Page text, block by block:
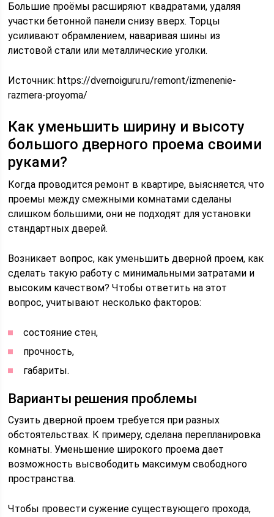
Большие проёмы расширяют квадратами, удаляя
участки бетонной панели снизу вверх. Торцы
усиливают обрамлением, наваривая шины из
листовой стали или металлические уголки.
Источник:https://dvernoiguru.ru/remont/izmenenie-
razmera-proyoma/
Как уменьшить ширину и высоту
большого дверного проема своими
руками?
Когда проводится ремонт в квартире, выясняется, что
проемы между смежными комнатами сделаны
слишком большими, они не подходят для установки
стандартных дверей.
Возникает вопрос, как уменьшить дверной проем, как
сделать такую работу с минимальными затратами и
высоким качеством? Чтобы ответить на этот
вопрос, учитывают несколько факторов:
состояние стен,
прочность,
габариты.
Варианты решения проблемы
Сузить дверной проем требуется при разных
обстоятельствах. К примеру, сделана перепланировка
комнаты. Уменьшение широкого проема дает
возможность высвободить максимум свободного
пространства.
Чтобы провести сужение существующего прохода,